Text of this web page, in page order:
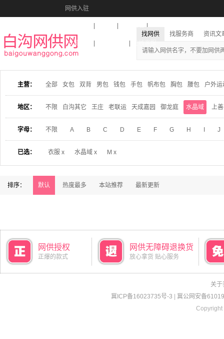
网供入驻
收藏本站
找网供 找服务商 资讯文
主营： 全部 女包 双背 男包 钱包 手包 帆布包 胸包 腰包 户外运
地区： 不限 白沟其它 王庄 老联运 天成嘉园 御龙庭 水晶域 上
字母： 不限 A B C D E F G H J
已选： 衣服 x 水晶域 x M x
排序： 默认 热度最多 本站推荐 最新更新
网供授权
正爆的款式
网供无障碍退换货
放心拿货 贴心服务
关于
冀ICP备16023735号-3
冀公网安备